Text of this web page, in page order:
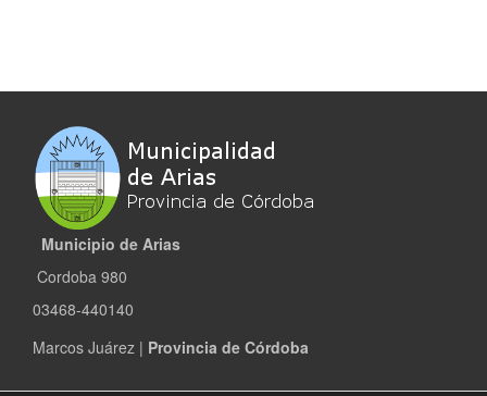
Municipio de Arias
Cordoba 980
03468-440140
Marcos Juárez | Provincia de Córdoba